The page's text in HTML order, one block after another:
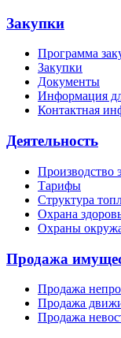
Закупки
Программа
Закупки
Документы
Информация
Контактная
Деятельность
Производство
Тарифы
Структура
Охрана
Охраны
Продажа
Продажа
Продажа
Продажа